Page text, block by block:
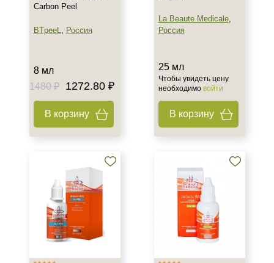
Carbon Peel
BTpeeL, Россия
8 мл
1480 ₽
1272.80 ₽
В корзину
La Beaute Medicale,
Россия
25 мл
Чтобы увидеть цену
необходимо войти
В корзину